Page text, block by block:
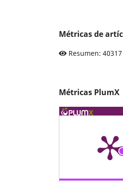
Métricas de
Resumen:
Métricas PlumX